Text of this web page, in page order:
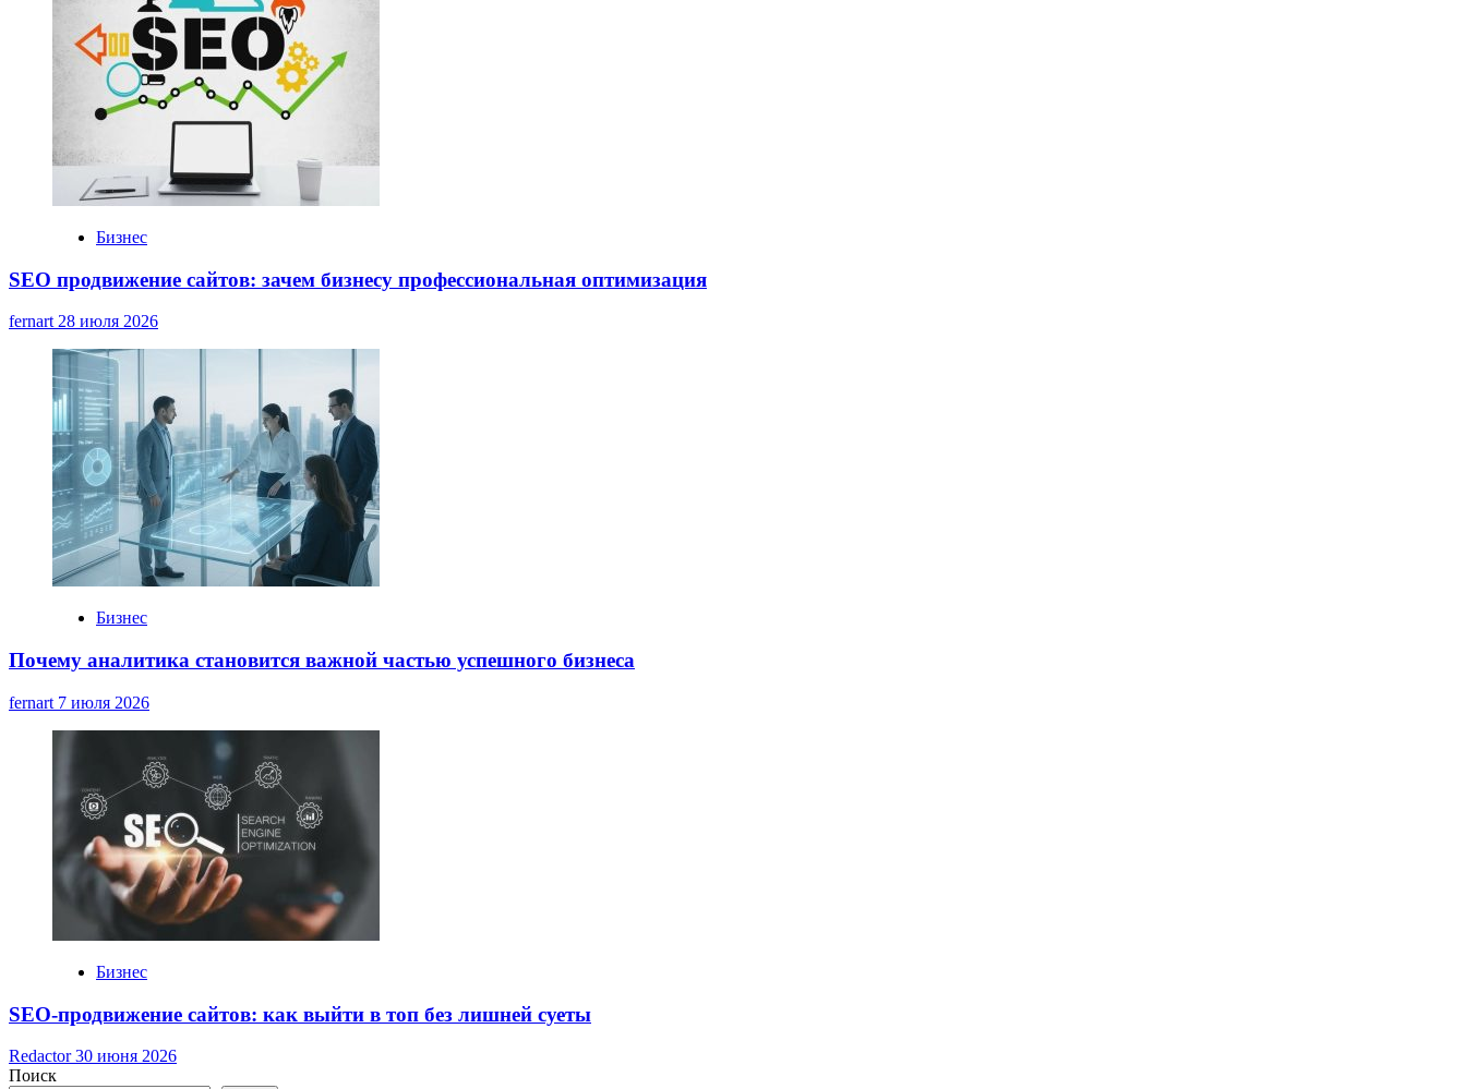
Бизнес
SEO продвижение сайтов: зачем бизнесу профессиональная оптимизация
fernart28 июля 2026
Бизнес
Почему аналитика становится важной частью успешного бизнеса
fernart 7 июля 2026
Бизнес
SEO-продвижение сайтов: как выйти в топ без лишней суеты
Redactor30 июня 2026
Поиск